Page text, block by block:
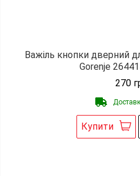
Важіль кнопки дверний
Gorenje
270
Купити